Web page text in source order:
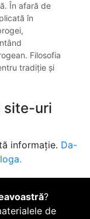
În afară de
în
Filosofia
tradiție și
site-uri
informație. Da-
?
de